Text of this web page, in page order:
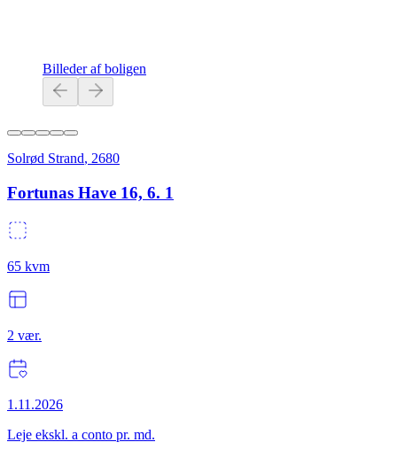
Billeder af boligen
Solrød Strand, 2680
Fortunas Have 16, 6. 1
65 kvm
2 vær.
1.11.2026
Leje ekskl. a conto pr. md.